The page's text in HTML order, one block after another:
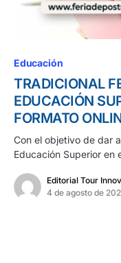
Educación
TRADICIONAL
EDUCACIÓN
FORMATO
Con el objetivo de dar
Educación Superior en
Editorial Tour
4 de agosto de